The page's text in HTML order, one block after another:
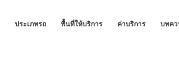
ประเภทรถ พื้นที่ให้บริการ ค่าบริการ บทคว